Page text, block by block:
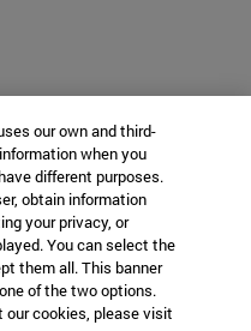
our own and third-
when you
different purposes.
obtain information
your privacy, or
You can select the
them all. This banner
of the two options.
our cookies, please visit